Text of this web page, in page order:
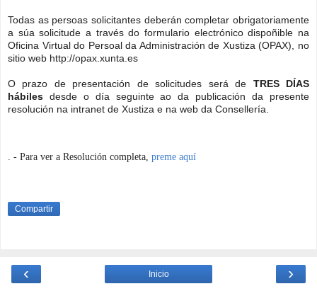
Todas as persoas solicitantes deberán completar obrigatoriamente
a súa solicitude a través do formulario electrónico dispoñible na
Oficina Virtual do Persoal da Administración de Xustiza (OPAX), no
sitio web http://opax.xunta.es
O prazo de presentación de solicitudes será de TRES DÍAS
hábiles desde o día seguinte ao da publicación da presente
resolución na intranet de Xustiza e na web da Consellería.
. - Para ver a Resolución completa, preme aquí
Compartir
‹ ›
Inicio